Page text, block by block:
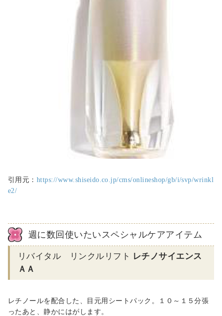
引用元： https://www.shiseido.co.jp/cms/onlineshop/gb/i/svp/wrinkl
e2/
週に数回使いたいスペシャルケアアイテム
リバイタル リンクルリフト レチノサイエンス
ＡＡ
レチノールを配合した、目元用シートパック。１０～１５分張
ったあと、静かにはがします。